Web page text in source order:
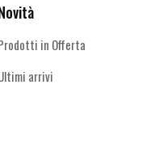
in Offerta
arrivi